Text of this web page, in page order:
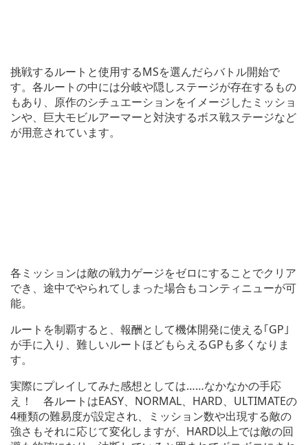
挑戦するルートと使用するMSを選んだらバトル開始で
す。各ルートの中には分岐や隠しステージが存在するもの
もあり、原作のシチュエーションをイメージしたミッショ
ンや、巨大モビルアーマーと対決するボス戦ステージなど
が用意されています。
各ミッションは敵の戦力ゲージをゼロにすることでクリア
でき、途中でやられてしまった場合もコンティニューが可
能。
ルートを制覇すると、報酬として機体開発に使える｢GP｣
が手に入り、難しいルートほどもらえるGPも多くなりま
す。
実際にプレイしてみた感想としては……なかなかの手応
え！ 各ルートはEASY、NORMAL、HARD、ULTIMATEの
4種類の難易度が設定され、ミッション数や出現する敵の
強さもそれに応じて変化しますが、HARD以上では敵の回